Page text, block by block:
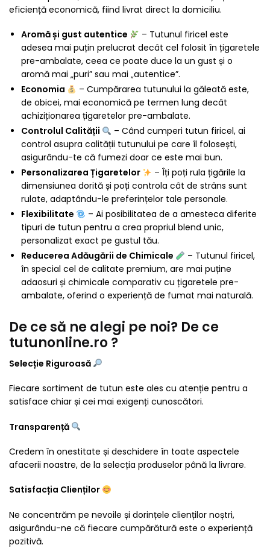
eficiență economică, fiind livrat direct la domiciliu.
Aromă și gust autentice
– Tutunul firicel este
adesea mai puțin prelucrat decât cel folosit în țigaretele
pre-ambalate, ceea ce poate duce la un gust și o
aromă mai „puri” sau mai „autentice”.
Economia
– Cumpărarea tutunului la găleată este,
de obicei, mai economică pe termen lung decât
achiziționarea țigaretelor pre-ambalate.
Controlul Calității
– Când cumperi tutun firicel, ai
control asupra calității tutunului pe care îl folosești,
asigurându-te că fumezi doar ce este mai bun.
Personalizarea Țigaretelor
– Îți poți rula țigările la
dimensiunea dorită și poți controla cât de strâns sunt
rulate, adaptându-le preferințelor tale personale.
Flexibilitate
– Ai posibilitatea de a amesteca diferite
tipuri de tutun pentru a crea propriul blend unic,
personalizat exact pe gustul tău.
Reducerea Adăugării de Chimicale
– Tutunul firicel,
în special cel de calitate premium, are mai puține
adaosuri și chimicale comparativ cu țigaretele pre-
ambalate, oferind o experiență de fumat mai naturală.
De ce să ne alegi pe noi? De ce
tutunonline.ro ?
Selecție Riguroasă
Fiecare sortiment de tutun este ales cu atenție pentru a
satisface chiar și cei mai exigenți cunoscători.
Transparență
Credem în onestitate și deschidere în toate aspectele
afacerii noastre, de la selecția produselor până la livrare.
Satisfacția Clienților
Ne concentrăm pe nevoile și dorințele clienților noștri,
asigurându-ne că fiecare cumpărătură este o experiență
pozitivă.